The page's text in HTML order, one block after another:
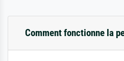
Comment fonctionne la